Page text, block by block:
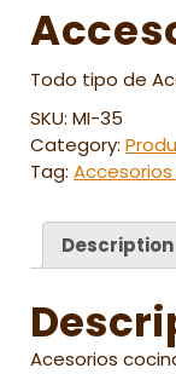
Todo tipo de
SKU: MI-35
Category:
Tag:
Description
Acesorios